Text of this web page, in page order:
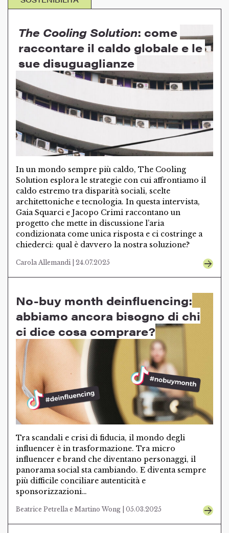
The Cooling Solution: come
raccontare il caldo globale e le
sue disuguaglianze
In un mondo sempre più caldo, The Cooling
Solution esplora le strategie con cui affrontiamo il
caldo estremo tra disparità sociali, scelte
architettoniche e tecnologia. In questa intervista,
Gaia Squarci e Jacopo Crimi raccontano un
progetto che mette in discussione l’aria
condizionata come unica risposta e ci costringe a
chiederci: qual è davvero la nostra soluzione?
Carola Allemandi | 24.07.2025
No-buy month deinfluencing:
abbiamo ancora bisogno di chi
ci dice cosa comprare?
Tra scandali e crisi di fiducia, il mondo degli
influencer è in trasformazione. Tra micro
influencer e brand che diventano personaggi, il
panorama social sta cambiando. E diventa sempre
più difficile conciliare autenticità e
sponsorizzazioni…
Beatrice Petrella e Martino Wong | 05.03.2025